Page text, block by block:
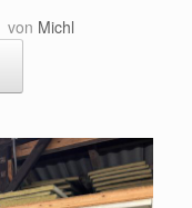
von Michl